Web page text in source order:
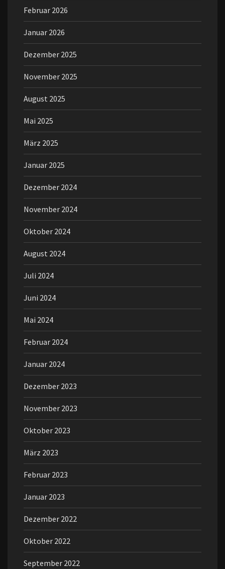
Februar 2026
Januar 2026
Dezember 2025
November 2025
August 2025
Mai 2025
März 2025
Januar 2025
Dezember 2024
November 2024
Oktober 2024
August 2024
Juli 2024
Juni 2024
Mai 2024
Februar 2024
Januar 2024
Dezember 2023
November 2023
Oktober 2023
März 2023
Februar 2023
Januar 2023
Dezember 2022
Oktober 2022
September 2022